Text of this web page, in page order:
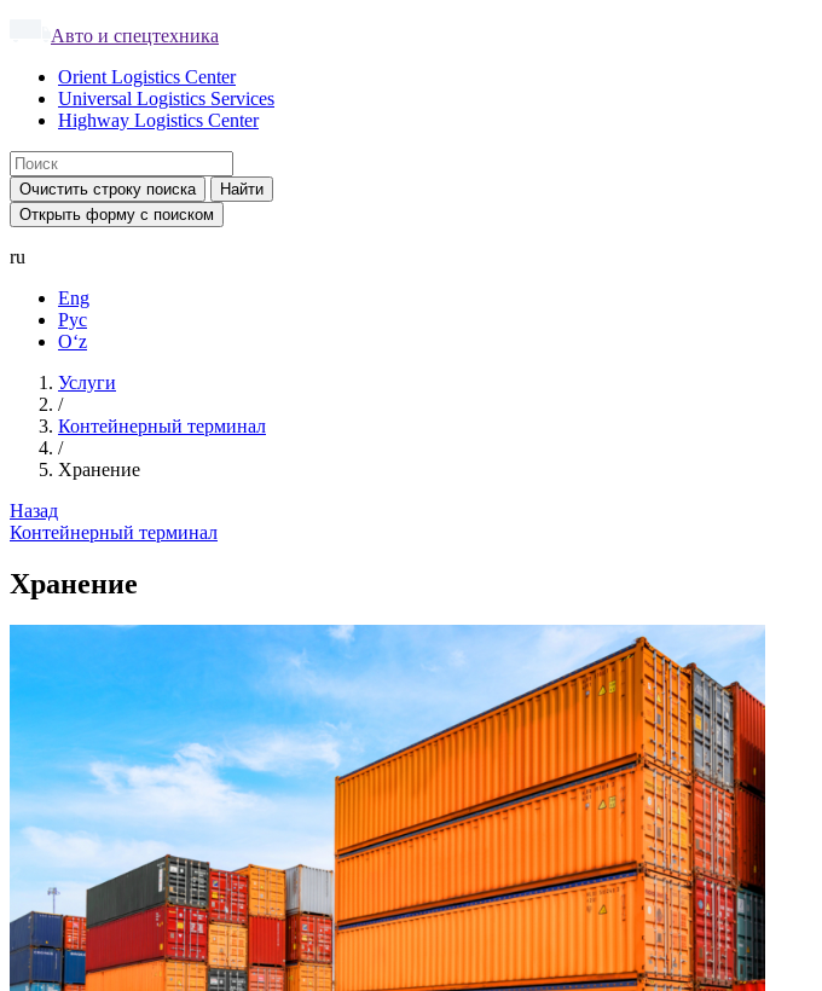
Авто и спецтехника
Orient Logistics Center
Universal Logistics Services
Highway Logistics Center
Очистить строку поиска
Найти
Открыть форму с поиском
ru
Eng
Рус
Oʻz
Услуги
/
Контейнерный терминал
/
Хранение
Назад
Контейнерный терминал
Хранение